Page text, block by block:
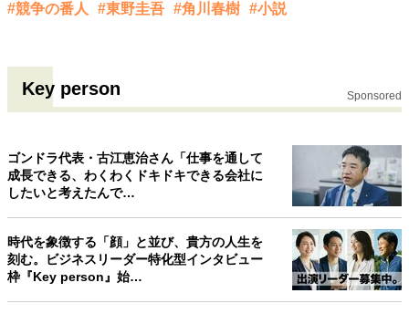
#競争の番人
#東野圭吾 #角川春樹 #小説
Key person Sponsored
ゴンドラ代表・古江恵治さん「仕事を通して
成長できる、わくわくドキドキできる会社に
したいと考えたんで…
時代を象徴する「顔」と並び、貴方の人生を
刻む。ビジネスリーダー特化型インタビュー
枠『Key person』始…